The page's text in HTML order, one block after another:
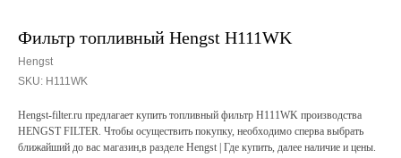
Фильтр топливный Hengst H111WK
Hengst
SKU: H111WK
Hengst-filter.ru предлагает купить топливный фильтр H111WK производства
HENGST FILTER. Чтобы осуществить покупку, необходимо сперва выбрать
ближайший до вас магазин,в разделе Hengst | Где купить, далее наличие и цены.